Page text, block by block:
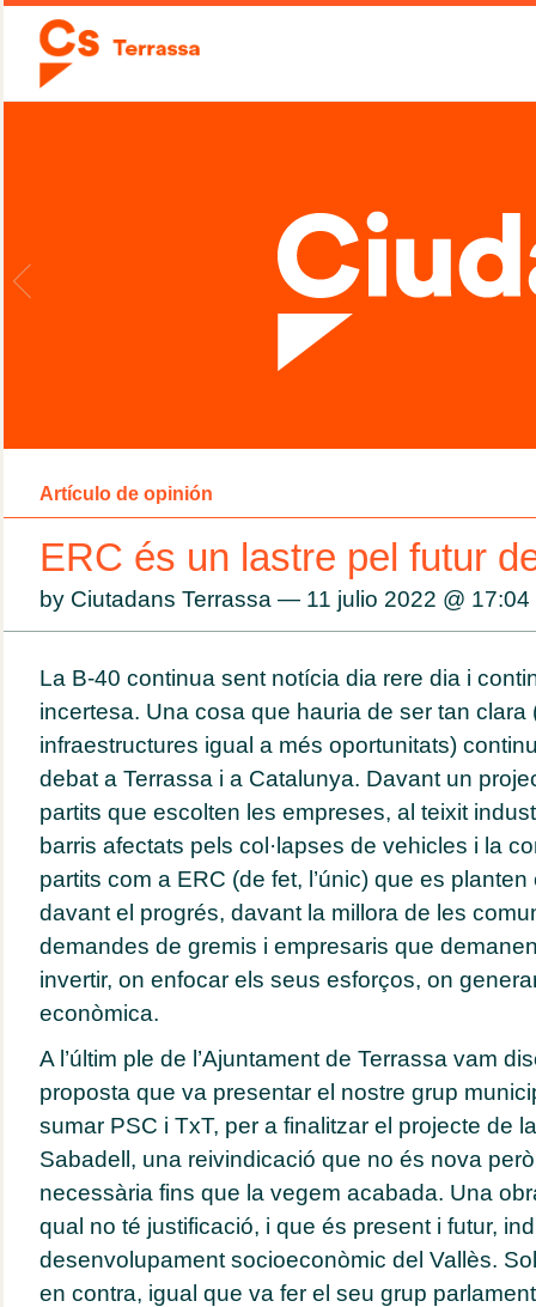
Artículo de opinión
ERC és un lastre pel futur
by Ciutadans Terrassa — 11 julio 2022 @ 17:04
La B-40 continua sent notícia dia rere dia i
incertesa. Una cosa que hauria de ser tan clara
infraestructures igual a més oportunitats)
debat a Terrassa i a Catalunya. Davant un
partits que escolten les empreses, al teixit
barris afectats pels col·lapses de vehicles i la
partits com a ERC (de fet, l’únic) que es
davant el progrés, davant la millora de les
demandes de gremis i empresaris que
invertir, on enfocar els seus esforços, on
econòmica.
A l’últim ple de l’Ajuntament de Terrassa vam
proposta que va presentar el nostre grup
sumar PSC i TxT, per a finalitzar el projecte de
Sabadell, una reivindicació que no és nova
necessària fins que la vegem acabada. Una
qual no té justificació, i que és present i futur,
desenvolupament socioeconòmic del Vallès.
en contra, igual que va fer el seu grup